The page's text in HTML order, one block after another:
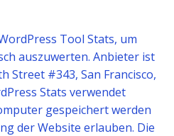
Tool Stats, um
auszuwerten. Anbieter ist
Street #343, San Francisco,
Stats verwendet
gespeichert werden
der Website erlauben. Die